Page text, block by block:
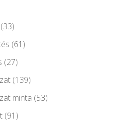
(33)
(61)
(27)
(139)
minta (53)
(91)